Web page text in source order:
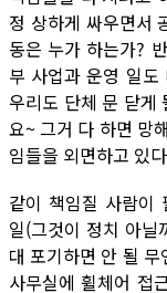
정 상하게 싸우면서
동은 누가 하는가?
부 사업과 운영 일
우리도 단체 문 닫게
요~ 그거 다 하면 망
임들을 외면하고 있
같이 책임질 사람이
일(그것이 정치 아닐
대 포기하면 안 될
사무실에 휠체어 접